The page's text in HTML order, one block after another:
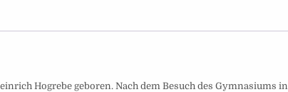
Hogrebe geboren. Nach dem Besuch des Gymnasiums in